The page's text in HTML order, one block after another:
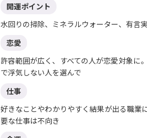
開運ポイント
水回りの掃除、ミネラルウォーター、有言
恋愛
許容範囲が広く、すべての人が恋愛対象に
で浮気しない人を選んで
仕事
好きなことやわかりやすく結果が出る職業
要な仕事は不向き